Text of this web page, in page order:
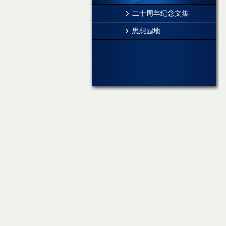
二十周年纪念文集
思想园地